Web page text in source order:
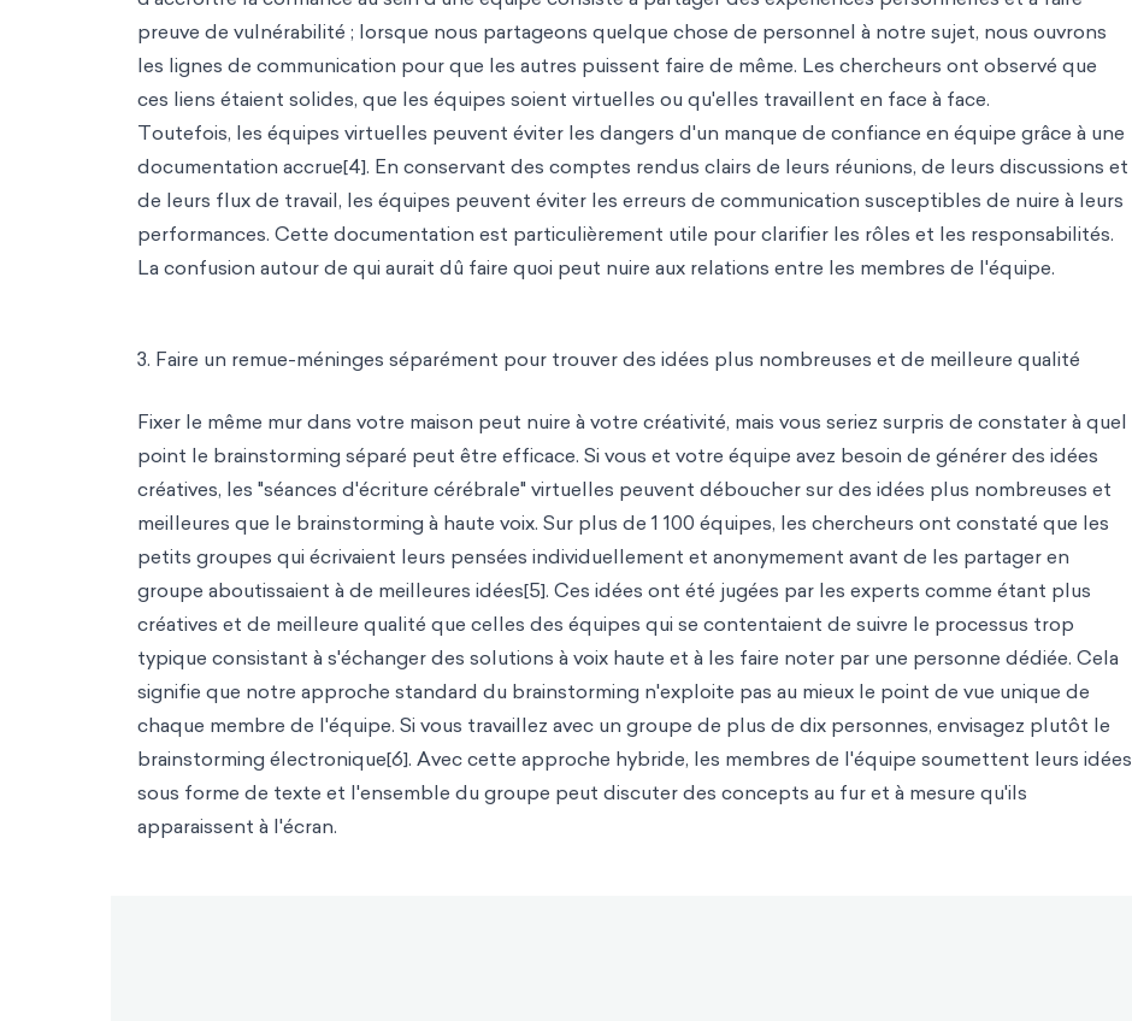
preuve de vulnérabilité ; lorsque nous partageons quelque chose de personnel à notre sujet, nous ouvrons
les lignes de communication pour que les autres puissent faire de même. Les chercheurs ont observé que
ces liens étaient solides, que les équipes soient virtuelles ou qu'elles travaillent en face à face.
Toutefois, les équipes virtuelles peuvent éviter les dangers d'un manque de confiance en équipe grâce à une
documentation accrue[4]. En conservant des comptes rendus clairs de leurs réunions, de leurs discussions et
de leurs flux de travail, les équipes peuvent éviter les erreurs de communication susceptibles de nuire à leurs
performances. Cette documentation est particulièrement utile pour clarifier les rôles et les responsabilités.
La confusion autour de qui aurait dû faire quoi peut nuire aux relations entre les membres de l'équipe.
3. Faire un remue-méninges séparément pour trouver des idées plus nombreuses et de meilleure qualité
Fixer le même mur dans votre maison peut nuire à votre créativité, mais vous seriez surpris de constater à quel
point le brainstorming séparé peut être efficace. Si vous et votre équipe avez besoin de générer des idées
créatives, les "séances d'écriture cérébrale" virtuelles peuvent déboucher sur des idées plus nombreuses et
meilleures que le brainstorming à haute voix. Sur plus de 1 100 équipes, les chercheurs ont constaté que les
petits groupes qui écrivaient leurs pensées individuellement et anonymement avant de les partager en
groupe aboutissaient à de meilleures idées[5]. Ces idées ont été jugées par les experts comme étant plus
créatives et de meilleure qualité que celles des équipes qui se contentaient de suivre le processus trop
typique consistant à s'échanger des solutions à voix haute et à les faire noter par une personne dédiée. Cela
signifie que notre approche standard du brainstorming n'exploite pas au mieux le point de vue unique de
chaque membre de l'équipe. Si vous travaillez avec un groupe de plus de dix personnes, envisagez plutôt le
brainstorming électronique[6]. Avec cette approche hybride, les membres de l'équipe soumettent leurs idées
sous forme de texte et l'ensemble du groupe peut discuter des concepts au fur et à mesure qu'ils
apparaissent à l'écran.